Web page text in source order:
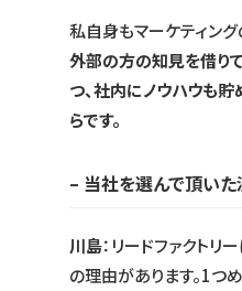
私自身もマーケティン
外部の方の知見を借り
つ、社内にノウハウも
らです。
– 当社を選んで頂い
川島：リードファクトリ
の理由があります。1つめ